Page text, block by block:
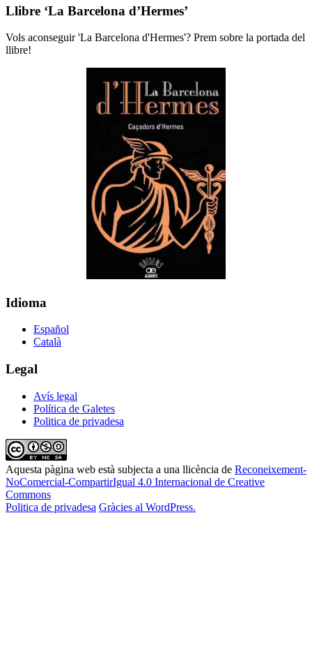
Llibre ‘La Barcelona d’Hermes’
Vols aconseguir 'La Barcelona d'Hermes'? Prem sobre la portada del
llibre!
Idioma
Español
Català
Legal
Avís legal
Política de Galetes
Politica de privadesa
Aquesta pàgina web està subjecta a una llicència de Reconeixement-
NoComercial-CompartirIgual 4.0 Internacional de Creative
Commons
Politica de privadesa Gràcies al WordPress.